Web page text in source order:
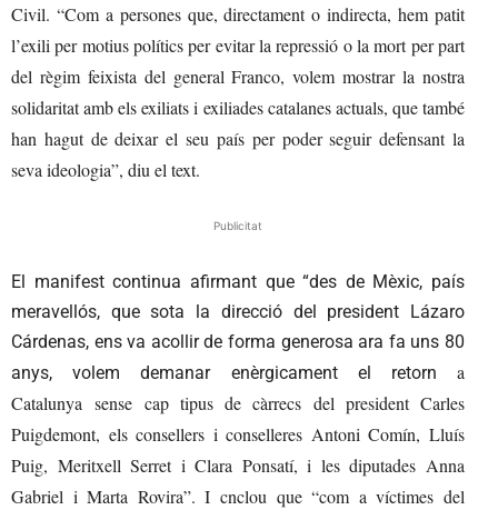
Civil. “Com a persones que, directament o indirecta, hem patit
l’exili per motius polítics per evitar la repressió o la mort per part
del règim feixista del general Franco, volem mostrar la nostra
solidaritat amb els exiliats i exiliades catalanes actuals, que també
han hagut de deixar el seu país per poder seguir defensant la
seva ideologia”, diu el text.
Publicitat
El manifest continua afirmant que “des de Mèxic, país
meravellós, que sota la direcció del president Lázaro
Cárdenas, ens va acollir de forma generosa ara fa uns 80
anys, volem demanar enèrgicament el retorn a
Catalunyasense cap tipus de càrrecs del president Carles
Puigdemont, els consellers i conselleres Antoni Comín, Lluís
Puig, Meritxell Serret i Clara Ponsatí, i les diputades Anna
Gabriel i Marta Rovira”. I cnclou que “com a víctimes del